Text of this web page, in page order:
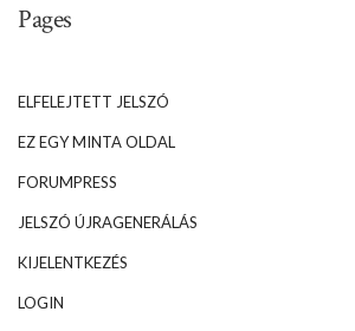
Pages
ELFELEJTETT JELSZÓ
EZ EGY MINTA OLDAL
FORUMPRESS
JELSZÓ ÚJRAGENERÁLÁS
KIJELENTKEZÉS
LOGIN